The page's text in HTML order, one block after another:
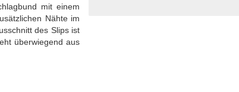
mit einem
Nähte im
des Slips ist
überwiegend aus